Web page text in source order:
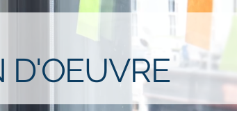
D'OEUVRE